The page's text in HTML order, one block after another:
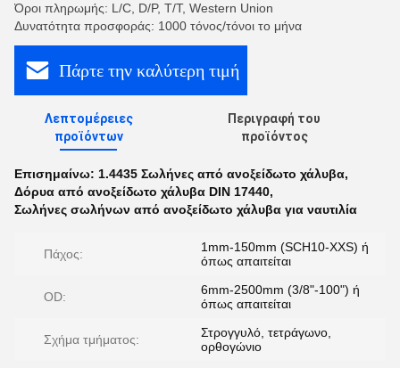
Όροι πληρωμής: L/C, D/P, T/T, Western Union
Δυνατότητα προσφοράς: 1000 τόνος/τόνοι το μήνα
Πάρτε την καλύτερη τιμή
Λεπτομέρειες
προϊόντων
Περιγραφή του
προϊόντος
Επισημαίνω: 1.4435 Σωλήνες από ανοξείδωτο χάλυβα,
Δόρυα από ανοξείδωτο χάλυβα DIN 17440,
Σωλήνες σωλήνων από ανοξείδωτο χάλυβα για ναυτιλία
Πάχος:
1mm-150mm (SCH10-XXS) ή
όπως απαιτείται
OD:
6mm-2500mm (3/8"-100") ή
όπως απαιτείται
Σχήμα τμήματος:
Στρογγυλό, τετράγωνο,
ορθογώνιο